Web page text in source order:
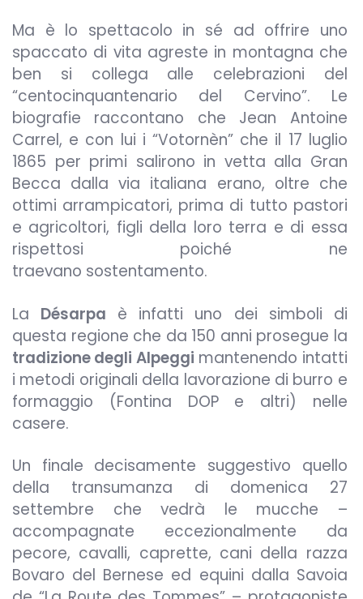
Ma è lo spettacolo in sé ad offrire uno
spaccato di vita agreste in montagna che
ben si collega alle celebrazioni del
“centocinquantenario del Cervino”. Le
biografie raccontano che Jean Antoine
Carrel, e con lui i “Votornèn” che il 17 luglio
1865 per primi salirono in vetta alla Gran
Becca dalla via italiana erano, oltre che
ottimi arrampicatori, prima di tutto pastori
e agricoltori, figli della loro terra e di essa
rispettosi poiché ne
traevano sostentamento.
La Désarpa è infatti uno dei simboli di
questa regione che da 150 anni prosegue la
tradizione degli Alpeggi mantenendo intatti
i metodi originali della lavorazione di burro e
formaggio (Fontina DOP e altri) nelle
casere.
Un finale decisamente suggestivo quello
della transumanza di domenica 27
settembre che vedrà le mucche –
accompagnate eccezionalmente da
pecore, cavalli, caprette, cani della razza
Bovaro del Bernese ed equini dalla Savoia